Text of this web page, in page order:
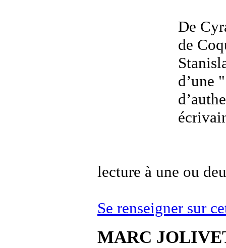
De
de
d’une
lecture à une ou
Se renseigner sur
MARC